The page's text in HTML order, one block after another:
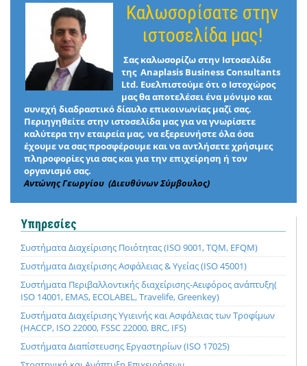
Καλωσορίσατε στην
ιστοσελίδα μας!
Σας καλωσορίζω στην Ιστοσελίδα
της Anaplasis Business Consultants
Ltd. Ευελπιστούμε ότι ο Ιστοχώρος
μας θα αποτελέσει ένα μόνιμο και
συνεχή διαδραστικό δίαυλο επικοινωνίας μαζί σας.
Περιηγηθείτε στην ιστοσελίδα μας για να γνωρίσετε
καλύτερα την εταιρεία μας, να εξερευνήστε όλα όσα
έχουμε να σας προσφέρουμε και να αντλήσετε χρήσιμες
πληροφορίες για σας και για την επιχείρηση ή τον
οργανισμό σας.
Αντώνης Γεωργίου (Διευθύνων Σύμβουλος)
Υπηρεσίες
Συστήματα Διαχείρισης Ποιότητας (ISO 9001, TQM, EFQM)
Συστήματα Διαχείρισης Ασφάλειας & Υγείας (ISO 45001)
Συστήματα Περιβαλλοντικής διαχείρισης-Αειφόρος ανάπτυξη(
ISO 14001, EMAS, ECOLABEL, Travelife, Greenkey)
Συστήματα Διαχείρισης Υγιεινής και Ασφάλειας των Τροφίμων
(HACCP, ISO 22000, FSSC 22000, BRC, IFS)
Συστήματα Διαπίστευσης Εργαστηρίων (ISO 17025)